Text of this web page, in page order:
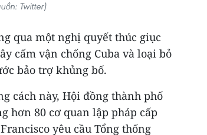
Twitter)
qua một nghị quyết thúc giục
cấm vận chống Cuba và loại bỏ
bảo trợ khủng bố.
cách này, Hội đồng thành phố
hơn 80 cơ quan lập pháp cấp
yêu cầu Tổng thống